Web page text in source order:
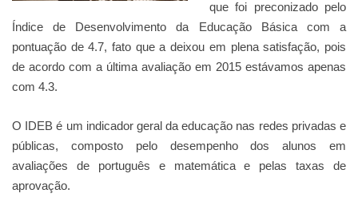
que foi preconizado pelo
Índice de Desenvolvimento da Educação Básica com a
pontuação de 4.7, fato que a deixou em plena satisfação, pois
de acordo com a última avaliação em 2015 estávamos apenas
com 4.3.
O IDEB é um indicador geral da educação nas redes privadas e
públicas, composto pelo desempenho dos alunos em
avaliações de português e matemática e pelas taxas de
aprovação.